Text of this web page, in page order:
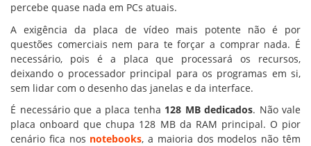
percebe quase nada em PCs atuais.
A exigência da placa de vídeo mais potente não é por
questões comerciais nem para te forçar a comprar nada. É
necessário, pois é a placa que processará os recursos,
deixando o processador principal para os programas em si,
sem lidar com o desenho das janelas e da interface.
É necessário que a placa tenha 128 MB dedicados. Não vale
placa onboard que chupa 128 MB da RAM principal. O pior
cenário fica nos notebooks, a maioria dos modelos não têm